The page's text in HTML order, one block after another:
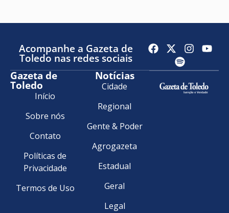
Acompanhe a Gazeta de
Toledo nas redes sociais
Gazeta de
Toledo
Início
Sobre nós
Contato
Políticas de
Privacidade
Termos de Uso
Notícias
Cidade
Regional
Gente & Poder
Agrogazeta
Estadual
Geral
Legal